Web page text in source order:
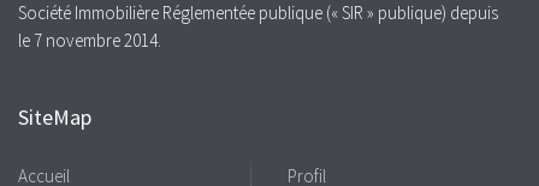
Société Immobilière Réglementée publique (« SIR » publique) depuis
le 7 novembre 2014.
SiteMap
Accueil
Profil